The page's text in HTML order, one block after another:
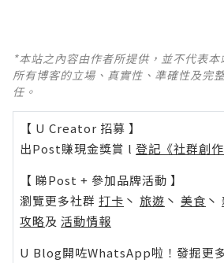
*本站之內容由作者所提供，並不代表
所有博客的立場、真實性、準確性及完
任。
【 U Creator 招募 】
出Post賺現金獎賞 l 登記《社群創作
【 睇Post + 參加品牌活動 】
瀏覽更多社群 打卡 丶 旅遊 丶 美食 丶
攻略及 活動情報
U Blog開咗WhatsApp啦！發掘更